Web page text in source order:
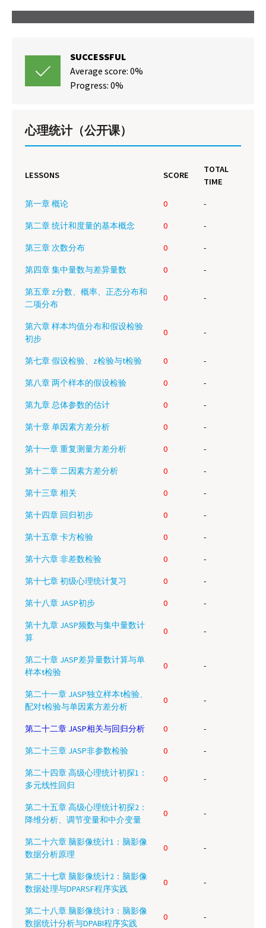
SUCCESSFUL
Average score: 0%
Progress: 0%
心理统计（公开课）
LESSONS SCORE
TOTAL
TIME
第一章 概论 0 -
第二章 统计和度量的基本概念 0 -
第三章 次数分布 0 -
第四章 集中量数与差异量数 0 -
第五章 z分数、概率、正态分布和
二项分布
0 -
第六章 样本均值分布和假设检验
初步
0 -
第七章 假设检验、z检验与t检验 0 -
第八章 两个样本的假设检验 0 -
第九章 总体参数的估计 0 -
第十章 单因素方差分析 0 -
第十一章 重复测量方差分析 0 -
第十二章 二因素方差分析 0 -
第十三章 相关 0 -
第十四章 回归初步 0 -
第十五章 卡方检验 0 -
第十六章 非差数检验 0 -
第十七章 初级心理统计复习 0 -
第十八章 JASP初步 0 -
第十九章 JASP频数与集中量数计
算
0 -
第二十章 JASP差异量数计算与单
样本t检验
0 -
第二十一章 JASP独立样本t检验、
配对t检验与单因素方差分析
0 -
第二十二章 JASP相关与回归分析 0 -
第二十三章 JASP非参数检验 0 -
第二十四章 高级心理统计初探1：
多元线性回归
0 -
第二十五章 高级心理统计初探2：
降维分析、调节变量和中介变量
0 -
第二十六章 脑影像统计1：脑影像
数据分析原理
0 -
第二十七章 脑影像统计2：脑影像
数据处理与DPARSF程序实践
0 -
第二十八章 脑影像统计3：脑影像
数据统计分析与DPABI程序实践
0 -